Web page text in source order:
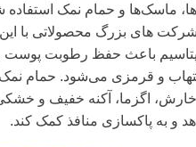
ماسک‌ها و حمام نمک استفاده
های بزرگ محصولاتی با این
پتاسیم باعث حفظ رطوبت پوست
و قرمزی می‌شود. حمام
خارش، اگزما، آکنه خفیف و
و به پاکسازی منافذ کمک کند.